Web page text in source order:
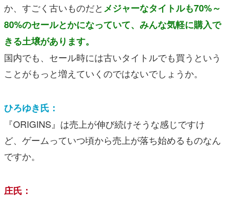
か、すごく古いものだとメジャーなタイトルも70%～
80%のセールとかになっていて、みんな気軽に購入で
きる土壌があります。
国内でも、セール時には古いタイトルでも買うという
ことがもっと増えていくのではないでしょうか。
ひろゆき氏：
『ORIGINS』は売上が伸び続けそうな感じですけ
ど、ゲームっていつ頃から売上が落ち始めるものなん
ですか。
庄氏：